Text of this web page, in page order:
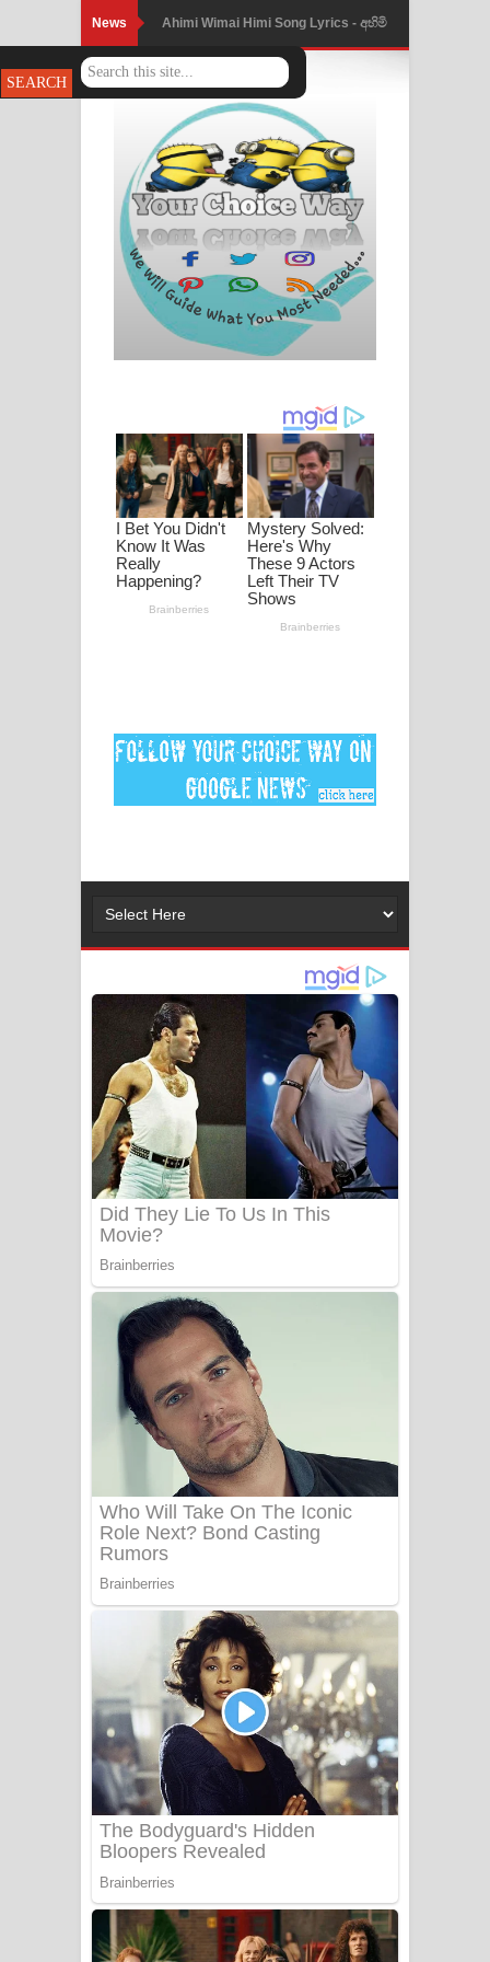
News Ahimi Wimai Himi Song Lyrics - අහිමි
විමයි හිමි ගීතයේ පද පෙළ
Mathaka Parana Song Lyrics - මතක
පාරනා ගීතයේ පද පෙළ
Nimnadhen Song Lyrics - නිම්නාදෙන්
ගීතයේ පද පෙළ
Obamai Mage Adare Song Lyrics -
ඔබමයි මගේ ආදරේ ගීතයේ පද පෙළ
ගීතයේ පද පෙළ
Ankeliya Song Lyrics - අංකෙළිය ගීතයේ
පද පෙළ
DEAR GOD Song Lyrics - ඩියර් ගෝඩ්
Dai Dai Lyrics - Shakira, Burna Boy |
2026 football world cup song lyrics
Niwuna Numba Hinda Song Lyrics -
නිවුනා නුඹ හින්දා ගීතයේ පද පෙළ
Numba Dun Aadare Song Lyrics - නුඹ
දුන් ආදරේ ගීතයේ පද පෙළ
Liyamuda Dan Anagathe Song Lyrics
- ලියමුද දැන් අනාගතේ ගීතයේ පද පෙළ
Doni Song Lyrics - දෝණි ගීතයේ පද
Benthara Palame Song Lyrics -
බෙන්තර පාලමේ ගීතයේ පද පෙළ
Sanda Babalena Song Lyrics - සඳ
බැබලෙන ගීතයේ පද පෙළ
Adare Wadi Nisa Song Lyrics - ආදරේ
වැඩි නිසා ගීතයේ පද පෙළ
UNUHUMA Song Lyrics - උණුහුම
ගීතයේ පද පෙළ
Katakara Song Lyrics - කටකාර ගීතයේ
පද පෙළ
Tharu Yaye Dilena Song Lyrics - තරු
යායේ දිලෙනා ගීතයේ පද පෙළ
Ow Man Sosa Song Lyrics - ඔව් මං